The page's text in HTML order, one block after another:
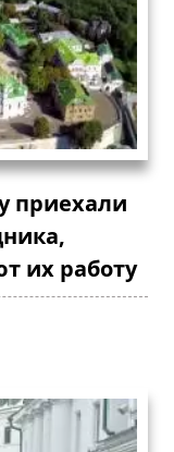
приехали
их работу